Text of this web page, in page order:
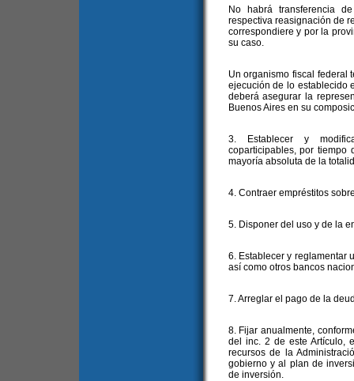
No habrá transferencia
respectiva reasignación de
correspondiere y por la
su caso.
Un organismo fiscal federal
ejecución de lo establecido
deberá asegurar la
Buenos Aires en su
3. Establecer y
coparticipables, por tiempo
mayoría absoluta de la
4. Contraer empréstitos
5. Disponer del uso y de la
6. Establecer y reglamentar
así como otros bancos
7. Arreglar el pago de la
8. Fijar anualmente,
del inc. 2 de este Artículo,
recursos de la
gobierno y al plan de
de inversión.